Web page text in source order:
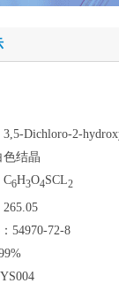
Dichloro-2-
色结晶
C6H3O4SCL2
54970-72-8